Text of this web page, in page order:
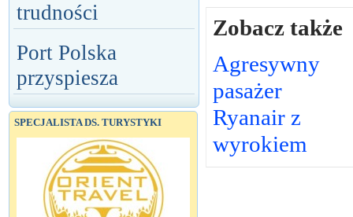
trudności
Port Polska
przyspiesza
SPECJALISTA DS. TURYSTYKI
Zobacz także
Agresywny
pasażer
Ryanair z
wyrokiem